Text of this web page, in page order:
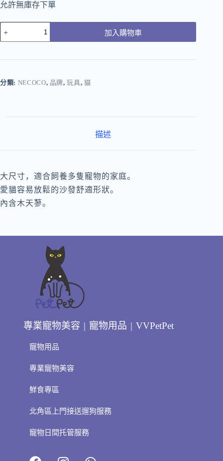
允許無庫存下單
加入購物車
分類: NECOCO, 品牌,玩具,貓
描述
大尺寸，適合飼養多隻寵物的家庭。
愛貓容易放鬆的沙發舒適形狀。
內含木天蓼。
專業寵物美容 | 寵物用品 | VVPetPet
寵物用品
專業寵物美容
鮮食專區
北角區上門接送遛狗服務
寵物日間托管服務